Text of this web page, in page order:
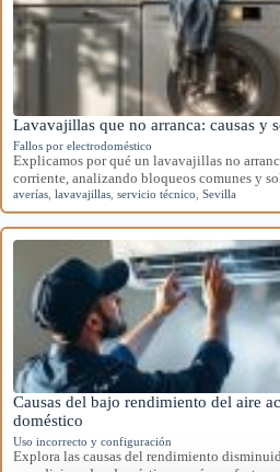
Lavavajillas que no arranca: causas y
Fallos por electrodoméstico
Explicamos por qué un lavavajillas no
corriente, analizando bloqueos comunes y
averías lavavajillas servicio técnico Sevilla
Causas del bajo rendimiento del aire
doméstico
Uso incorrecto y configuración
Explora las causas del rendimiento